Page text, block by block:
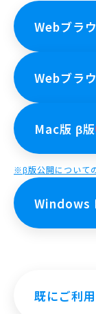
Webブラ
Webブラ
Mac版 β版
※β版公開について
Windows
既にご利